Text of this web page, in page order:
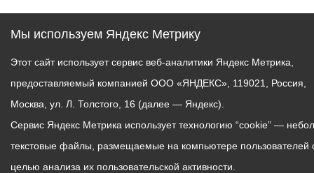
Мы используем Яндекс Метрику
Этот сайт использует сервис веб-аналитики Яндекс Метрика,
предоставляемый компанией ООО «ЯНДЕКС», 119021, Россия,
Москва, ул. Л. Толстого, 16 (далее — Яндекс).
Сервис Яндекс Метрика использует технологию “cookie” —
текстовые файлы, размещаемые на компьютере пользователей
целью анализа их пользовательской активности.